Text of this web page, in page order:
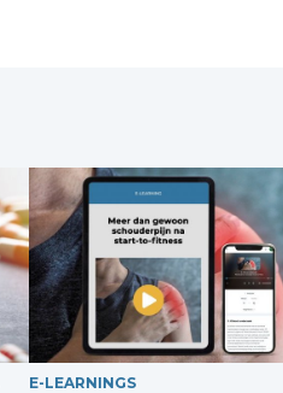
E-LEARNINGS